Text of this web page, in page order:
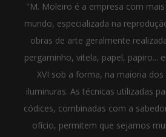
"M. Moleiro é a empresa com
mundo, especializada na
obras de arte geralmente
pergaminho, vitela, papel, papiro...
XVI sob a forma, na maioria
iluminuras. As técnicas utilizadas
códices, combinadas com a
ofício, permitem que sejamos